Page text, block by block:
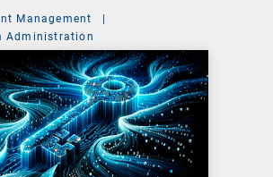
Management
|
Administration